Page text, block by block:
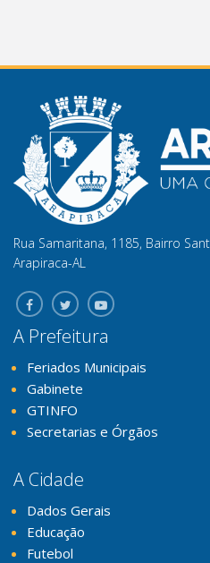
Rua Samaritana, 1185, Bairro
Arapiraca-AL
A Prefeitura
Feriados Municipais
Gabinete
GTINFO
Secretarias e Órgãos
A Cidade
Dados Gerais
Educação
Futebol